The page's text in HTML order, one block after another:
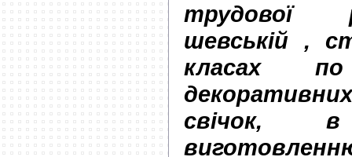
трудової
шевській ,
класах по
свічок,